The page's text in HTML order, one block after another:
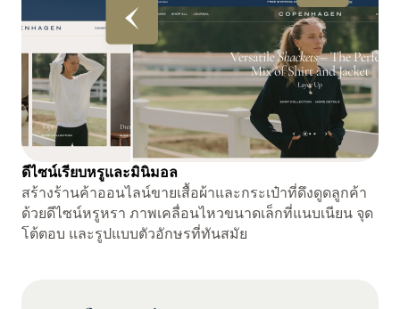
ดีไซน์เรียบหรูและมินิมอล
สร้างร้านค้าออนไลน์ขายเสื้อผ้าและกระเป๋าที่ดึงดูดลูกค้า
ด้วยดีไซน์หรูหรา ภาพเคลื่อนไหวขนาดเล็กที่แนบเนียน จุด
โต้ตอบ และรูปแบบตัวอักษรที่ทันสมัย